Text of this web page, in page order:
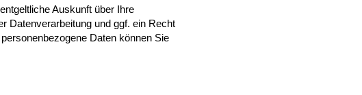
Auskunft über Ihre
Datenverarbeitung und ggf. ein Recht
Daten können Sie